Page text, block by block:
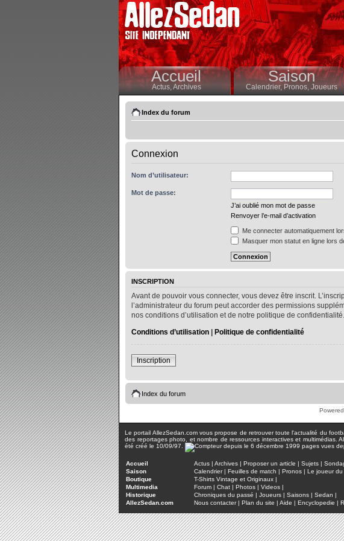
Accueil
Actus,Archives
Saison
Calendrier,Pronos, Joueurs
Index du forum
Connexion
Nom d’utilisateur:
Mot de passe:
J’ai oublié mon mot de passe
Renvoyer l’e-mail d’activation
Me connecter automatiquement
Masquer mon statut en ligne lors
INSCRIPTION
Avant de pouvoir vous connecter, vous devez être inscrit.
l’administrateur du forum peut accorder des permissions
nos conditions d’utilisation et de notre politique de
Conditions d’utilisation | Politique de confidentialité
Inscription
Index du forum
Le portail AllezSedan.com vous propose de retrouver toute l'actualité du
des reportages photo, et nombre de ressources interactives et
été créé le 10/09/97.
pages vues
Accueil Actus | Archives | Proposer un article | Sujets |
Saison
Calendrier| Feuilles de match | Pronos | Le joueur du
Boutique
T-Shirts Vintage et Originaux |
Multimedia
Forum | Chat | Photos | Videos |
Historique
Chroniques du passé | Joueurs | Saisons | Sedan |
AllezSedan.com
Nous contacter| Plan du site | Aide | Encyclopedie |